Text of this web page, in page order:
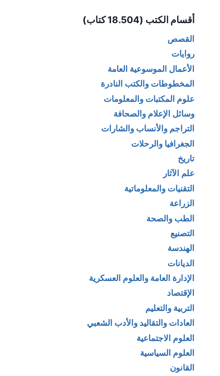
أقسام الكتب (18.504 كتاب)
القصص
روايات
الأعمال الموسوعية العامة
المخطوطات والكتب النادرة
علوم المكتبات والمعلومات
وسائل الإعلام والصحافة
التراجم والأنساب والشارات
الجغرافيا والرحلات
تاريخ
علم الآثار
التقنيات والمعلوماتية
الزراعة
الطب والصحة
التصنيع
الهندسة
الديانات
الإدارة العامة والعلوم العسكرية
الإقتصاد
التربية والتعليم
العادات والتقاليد والأدب الشعبي
العلوم الاجتماعية
العلوم السياسية
القانون